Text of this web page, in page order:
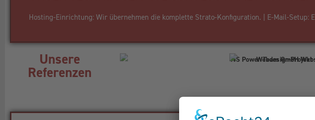
Hosting-Einrichtung: Wir übernehmen die komplette Strato-Konfiguration. | E-Mail-
Unsere
Referenzen